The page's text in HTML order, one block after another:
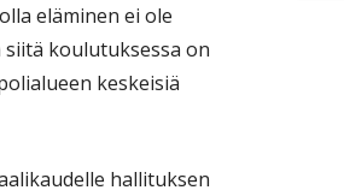
eläminen ei ole
koulutuksessa on
keskeisiä
hallituksen